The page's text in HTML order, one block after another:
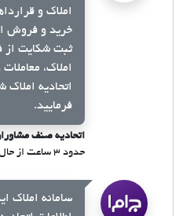
املاک و
خرید و فروش
ثبت شکایت از
املاک،
اتحادیه
فرمایید.
اتحادیه صنف
حدود ۳ ساعت از حال
سامانه املاک